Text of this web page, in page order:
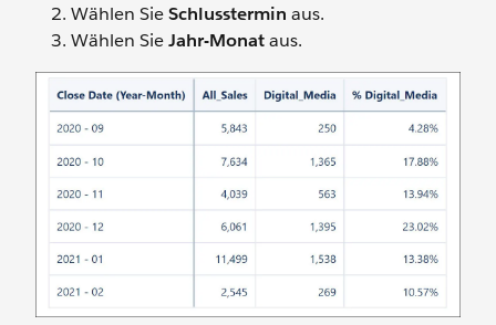
Wählen SieSchlusstermin aus.
Wählen SieJahr-Monataus.